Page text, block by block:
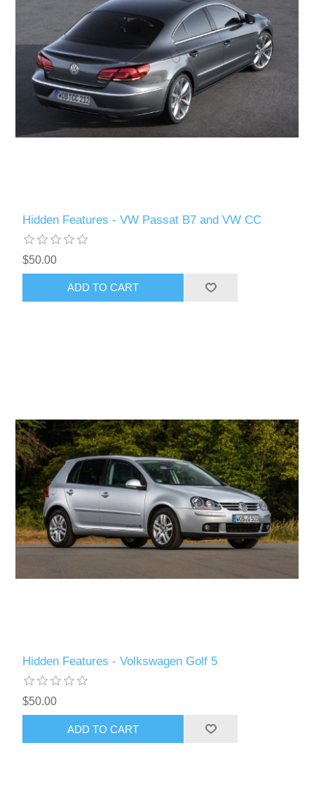
Hidden Features - VW Passat B7 and VW CC
$50.00
ADD TO CART
Hidden Features - Volkswagen Golf 5
$50.00
ADD TO CART